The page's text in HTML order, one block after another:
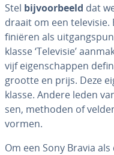
Stel bij­voor­beeld dat
draait om een
fi­ni­ë­ren als
klasse ‘Televisie’
vijf ei­gen­schap­pen
grootte en prijs. Deze
klasse. Andere leden
sen, methoden of
vormen.
Om een Sony Bravia